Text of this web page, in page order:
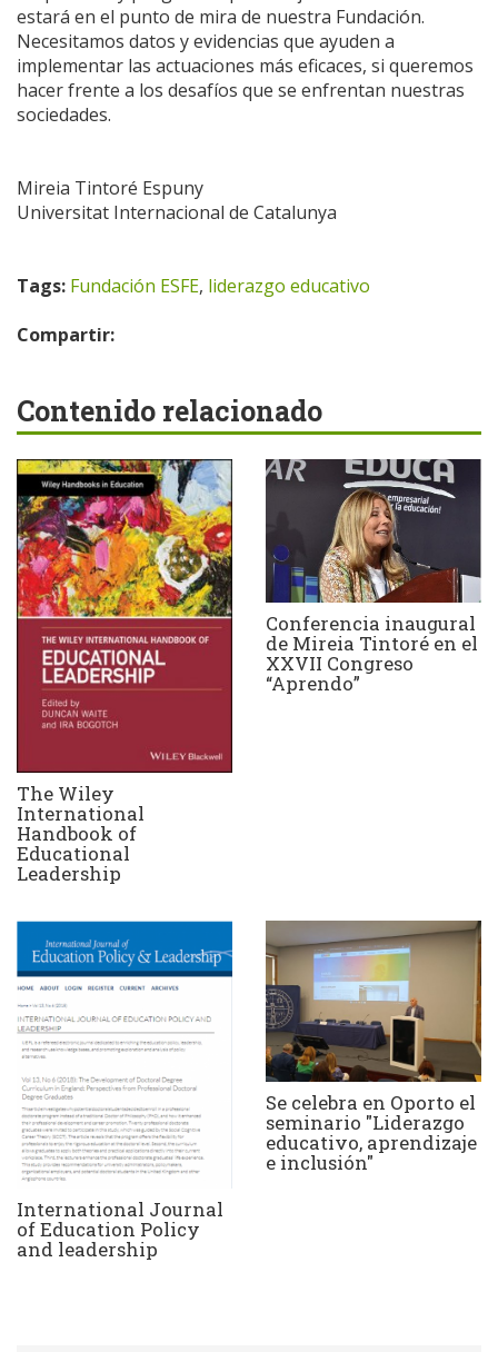
estará en el punto de mira de nuestra Fundación.
Necesitamos datos y evidencias que ayuden a
implementar las actuaciones más eficaces, si queremos
hacer frente a los desafíos que se enfrentan nuestras
sociedades.
Mireia Tintoré Espuny
Universitat Internacional de Catalunya
Tags: Fundación ESFE, liderazgo educativo
Compartir:
Contenido relacionado
The Wiley
International
Handbook of
Educational
Leadership
Conferencia inaugural
de Mireia Tintoré en el
XXVII Congreso
“Aprendo”
International Journal
of Education Policy
and leadership
Se celebra en Oporto el
seminario "Liderazgo
educativo, aprendizaje
e inclusión"